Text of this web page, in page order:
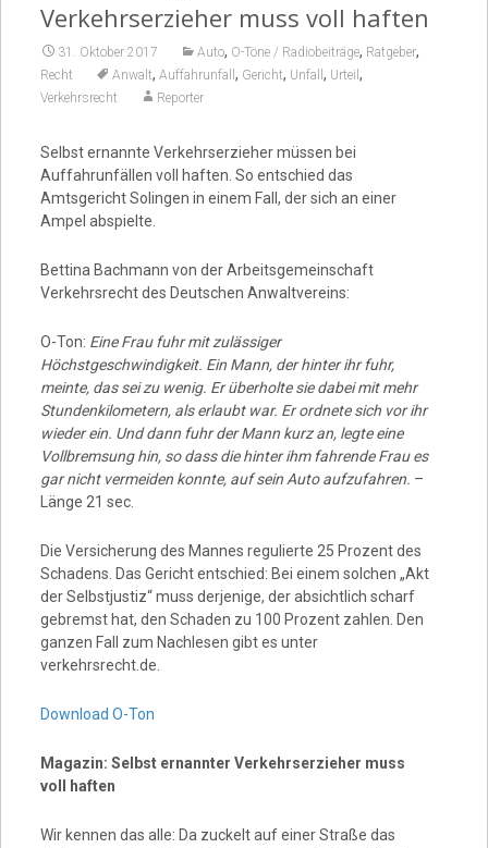
Verkehrserzieher muss voll haften
31. Oktober 2017 Auto, O-Töne / Radiobeiträge, Ratgeber,
Recht Anwalt, Auffahrunfall , Gericht, Unfall , Urteil ,
Verkehrsrecht Reporter
Selbst ernannte Verkehrserzieher müssen bei
Auffahrunfällen voll haften. So entschied das
Amtsgericht Solingen in einem Fall, der sich an einer
Ampel abspielte.
Bettina Bachmann von der Arbeitsgemeinschaft
Verkehrsrecht des Deutschen Anwaltvereins:
O-Ton: Eine Frau fuhr mit zulässiger
Höchstgeschwindigkeit. Ein Mann, der hinter ihr fuhr,
meinte, das sei zu wenig. Er überholte sie dabei mit mehr
Stundenkilometern, als erlaubt war. Er ordnete sich vor ihr
wieder ein. Und dann fuhr der Mann kurz an, legte eine
Vollbremsung hin, so dass die hinter ihm fahrende Frau es
gar nicht vermeiden konnte, auf sein Auto aufzufahren. –
Länge 21 sec.
Die Versicherung des Mannes regulierte 25 Prozent des
Schadens. Das Gericht entschied: Bei einem solchen „Akt
der Selbstjustiz“ muss derjenige, der absichtlich scharf
gebremst hat, den Schaden zu 100 Prozent zahlen. Den
ganzen Fall zum Nachlesen gibt es unter
verkehrsrecht.de.
Download O-Ton
Magazin: Selbst ernannter Verkehrserzieher muss
voll haften
Wir kennen das alle: Da zuckelt auf einer Straße das